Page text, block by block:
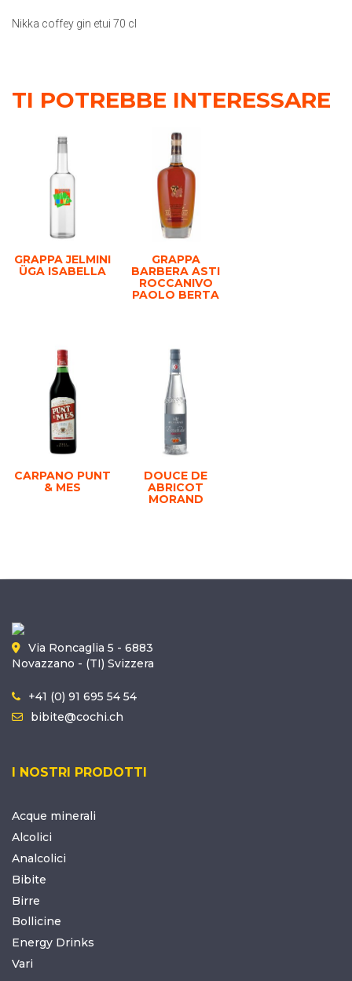
Nikka coffey gin etui 70 cl
TI POTREBBE INTERESSARE
GRAPPA JELMINI
ÜGA ISABELLA
GRAPPA
BARBERA ASTI
ROCCANIVO
PAOLO BERTA
CARPANO PUNT
& MES
DOUCE DE
ABRICOT
MORAND
Via Roncaglia 5 - 6883
Novazzano - (TI) Svizzera
+41 (0) 91 695 54 54
bibite@cochi.ch
I NOSTRI PRODOTTI
Acque minerali
Alcolici
Analcolici
Bibite
Birre
Bollicine
Energy Drinks
Vari